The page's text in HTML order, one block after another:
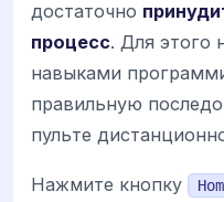
достаточно
процесс. Для этого
навыками
правильную
пульте
Нажмите кнопку